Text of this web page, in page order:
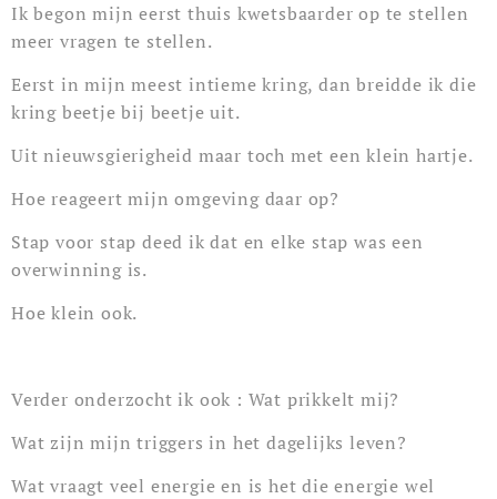
Ik begon mijn eerst thuis kwetsbaarder op te stellen
meer vragen te stellen.
Eerst in mijn meest intieme kring, dan breidde ik die
kring beetje bij beetje uit.
Uit nieuwsgierigheid maar toch met een klein hartje.
Hoe reageert mijn omgeving daar op?
Stap voor stap deed ik dat en elke stap was een
overwinning is.
Hoe klein ook.
Verder onderzocht ik ook : Wat prikkelt mij?
Wat zijn mijn triggers in het dagelijks leven?
Wat vraagt veel energie en is het die energie wel